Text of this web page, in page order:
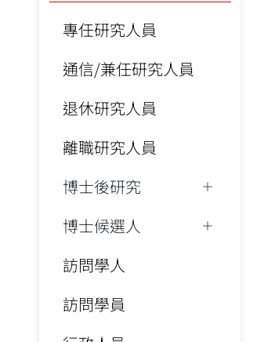
專任研究人員
通信/兼任研究人員
退休研究人員
離職研究人員
博士後研究
博士候選人
訪問學人
訪問學員